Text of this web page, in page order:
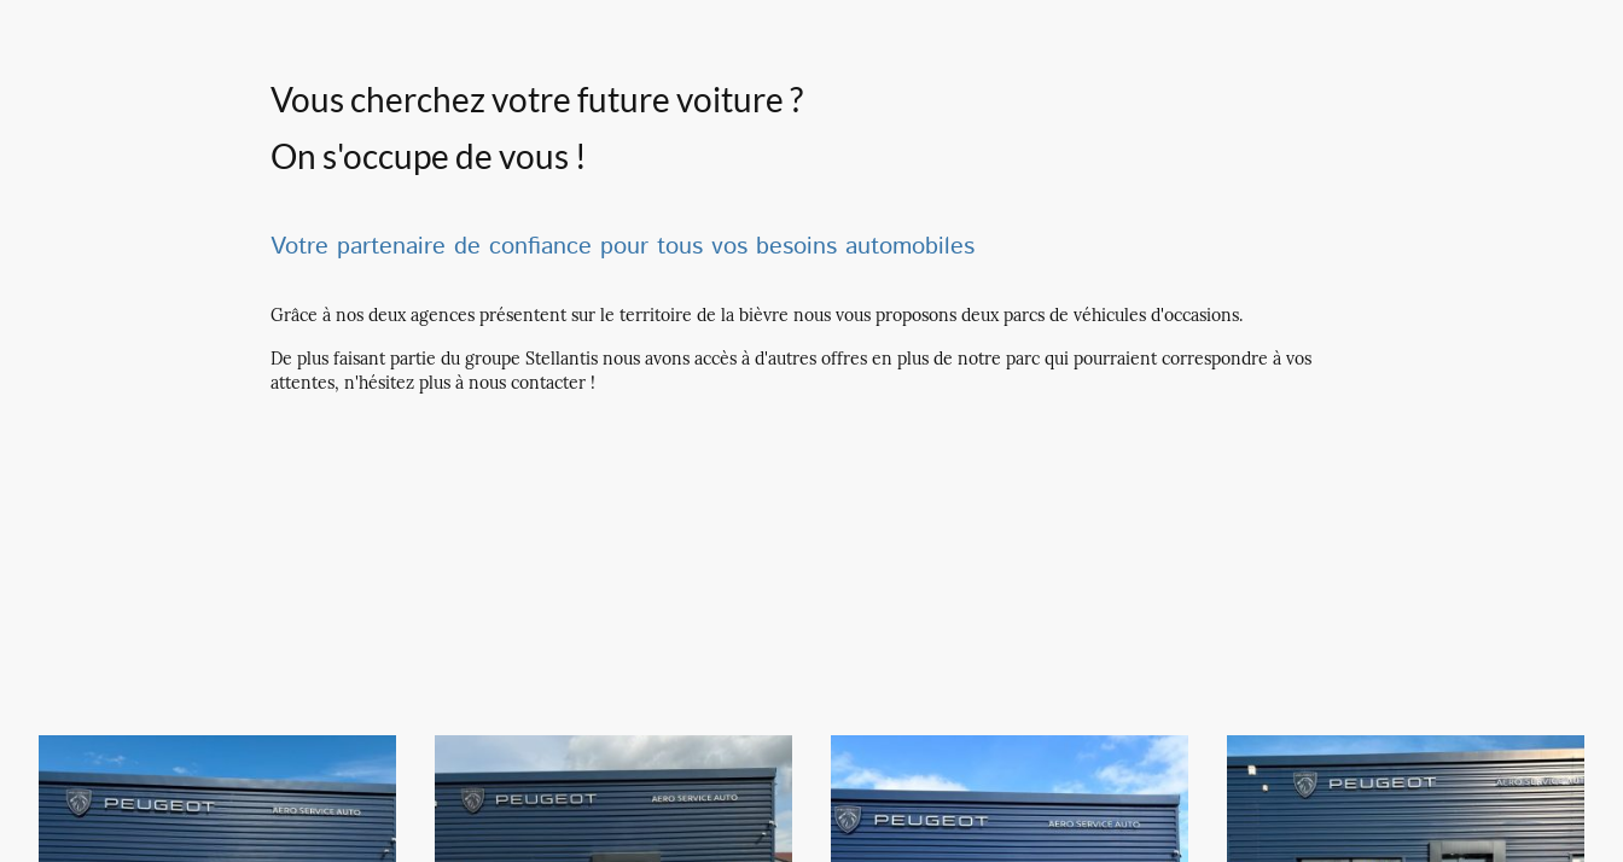
Vous cherchez votre future voiture ?
On s'occupe de vous !
Votre partenaire de confiance pour tous vos besoins automobiles
Grâce à nos deux agences présentent sur le territoire de la bièvre nous vous proposons deux parcs de véhicules d'occasions.
De plus faisant partie du groupe Stellantis nous avons accès à d'autres offres en plus de notre parc qui pourraient correspondre à vos
attentes, n'hésitez plus à nous contacter !